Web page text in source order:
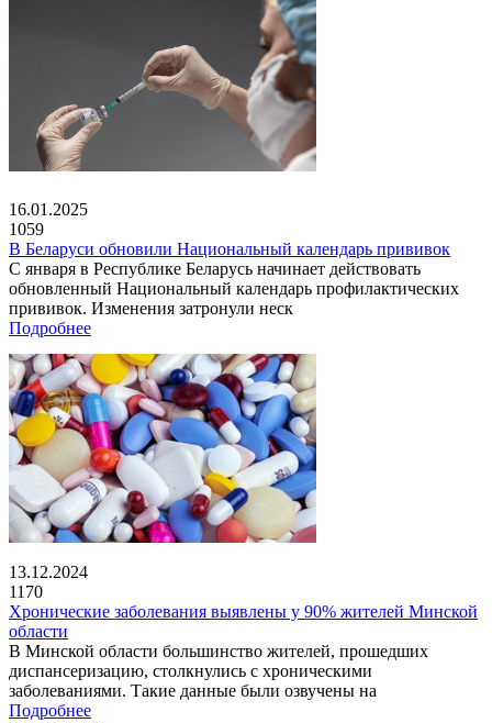
16.01.2025
1059
В Беларуси обновили Национальный календарь прививок
С января в Республике Беларусь начинает действовать
обновленный Национальный календарь профилактических
прививок. Изменения затронули неск
Подробнее
13.12.2024
1170
Хронические заболевания выявлены у 90% жителей Минской
области
В Минской области большинство жителей, прошедших
диспансеризацию, столкнулись с хроническими
заболеваниями. Такие данные были озвучены на
Подробнее